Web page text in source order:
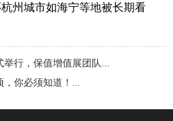
州城市如海宁等地被长期看
行，保值增值展团队...
你必须知道！...